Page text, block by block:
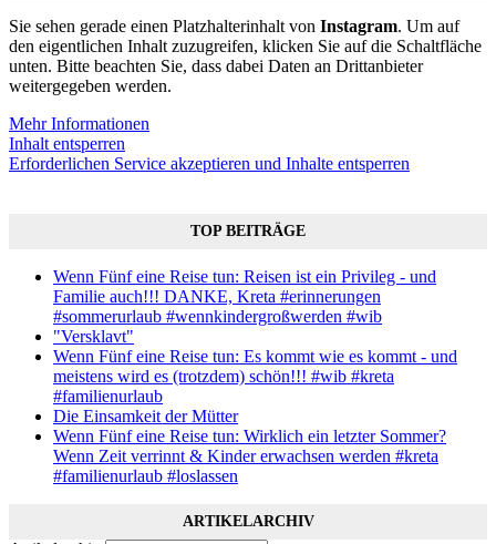
Sie sehen gerade einen Platzhalterinhalt von Instagram. Um auf
den eigentlichen Inhalt zuzugreifen, klicken Sie auf die Schaltfläche
unten. Bitte beachten Sie, dass dabei Daten an Drittanbieter
weitergegeben werden.
Mehr Informationen
Inhalt entsperren
Erforderlichen Service akzeptieren und Inhalte entsperren
TOP BEITRÄGE
Wenn Fünf eine Reise tun: Reisen ist ein Privileg - und
Familie auch!!! DANKE, Kreta #erinnerungen
#sommerurlaub #wennkindergroßwerden #wib
"Versklavt"
Wenn Fünf eine Reise tun: Es kommt wie es kommt - und
meistens wird es (trotzdem) schön!!! #wib #kreta
#familienurlaub
Die Einsamkeit der Mütter
Wenn Fünf eine Reise tun: Wirklich ein letzter Sommer?
Wenn Zeit verrinnt & Kinder erwachsen werden #kreta
#familienurlaub #loslassen
ARTIKELARCHIV